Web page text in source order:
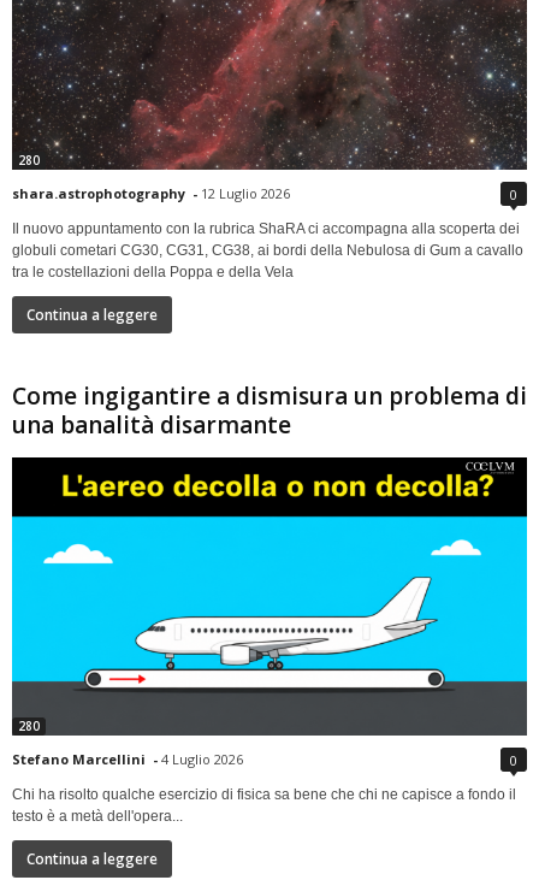
280
shara.astrophotography - 12 Luglio 2026 0
Il nuovo appuntamento con la rubrica ShaRA ci accompagna alla scoperta dei
globuli cometari CG30, CG31, CG38, ai bordi della Nebulosa di Gum a cavallo
tra le costellazioni della Poppa e della Vela
Continua a leggere
Come ingigantire a dismisura un problema di
una banalità disarmante
280
Stefano Marcellini - 4 Luglio 2026 0
Chi ha risolto qualche esercizio di fisica sa bene che chi ne capisce a fondo il
testo è a metà dell'opera...
Continua a leggere